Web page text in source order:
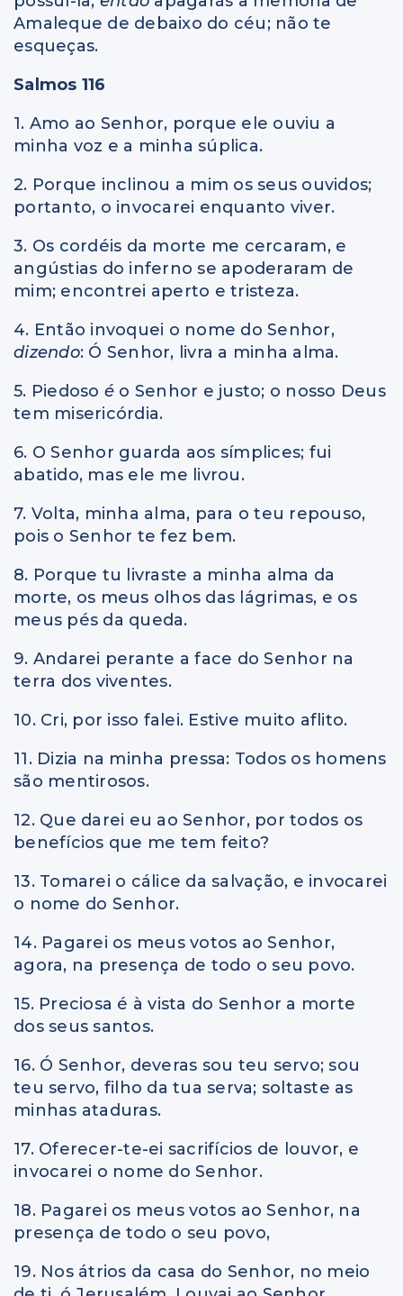
Amaleque de debaixo do céu; não te
esqueças.
Salmos 116
1. Amo ao Senhor, porque ele ouviu a
minha voz e a minha súplica.
2. Porque inclinou a mim os seus ouvidos;
portanto, o invocarei enquanto viver.
3. Os cordéis da morte me cercaram, e
angústias do inferno se apoderaram de
mim; encontrei aperto e tristeza.
4. Então invoquei o nome do Senhor,
dizendo: Ó Senhor, livra a minha alma.
5. Piedoso é o Senhor e justo; o nosso Deus
tem misericórdia.
6. O Senhor guarda aos símplices; fui
abatido, mas ele me livrou.
7. Volta, minha alma, para o teu repouso,
pois o Senhor te fez bem.
8. Porque tu livraste a minha alma da
morte, os meus olhos das lágrimas, e os
meus pés da queda.
9. Andarei perante a face do Senhor na
terra dos viventes.
10. Cri, por isso falei. Estive muito aflito.
11. Dizia na minha pressa: Todos os homens
são mentirosos.
12. Que darei eu ao Senhor, por todos os
benefícios que me tem feito?
13. Tomarei o cálice da salvação, e invocarei
o nome do Senhor.
14. Pagarei os meus votos ao Senhor,
agora, na presença de todo o seu povo.
15. Preciosa é à vista do Senhor a morte
dos seus santos.
16. Ó Senhor, deveras sou teu servo; sou
teu servo, filho da tua serva; soltaste as
minhas ataduras.
17. Oferecer-te-ei sacrifícios de louvor, e
invocarei o nome do Senhor.
18. Pagarei os meus votos ao Senhor, na
presença de todo o seu povo,
19. Nos átrios da casa do Senhor, no meio